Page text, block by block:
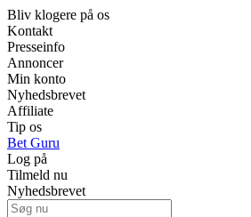
Bliv klogere på os
Kontakt
Presseinfo
Annoncer
Min konto
Nyhedsbrevet
Affiliate
Tip os
Bet Guru
Log på
Tilmeld nu
Nyhedsbrevet